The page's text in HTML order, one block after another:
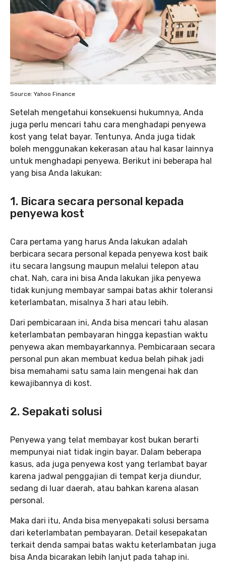
Source: Yahoo Finance
Setelah mengetahui konsekuensi hukumnya, Anda
juga perlu mencari tahu cara menghadapi penyewa
kost yang telat bayar. Tentunya, Anda juga tidak
boleh menggunakan kekerasan atau hal kasar lainnya
untuk menghadapi penyewa. Berikut ini beberapa hal
yang bisa Anda lakukan:
1. Bicara secara personal kepada
penyewa kost
Cara pertama yang harus Anda lakukan adalah
berbicara secara personal kepada penyewa kost baik
itu secara langsung maupun melalui telepon atau
chat. Nah, cara ini bisa Anda lakukan jika penyewa
tidak kunjung membayar sampai batas akhir toleransi
keterlambatan, misalnya 3 hari atau lebih.
Dari pembicaraan ini, Anda bisa mencari tahu alasan
keterlambatan pembayaran hingga kepastian waktu
penyewa akan membayarkannya. Pembicaraan secara
personal pun akan membuat kedua belah pihak jadi
bisa memahami satu sama lain mengenai hak dan
kewajibannya di kost.
2. Sepakati solusi
Penyewa yang telat membayar kost bukan berarti
mempunyai niat tidak ingin bayar. Dalam beberapa
kasus, ada juga penyewa kost yang terlambat bayar
karena jadwal penggajian di tempat kerja diundur,
sedang di luar daerah, atau bahkan karena alasan
personal.
Maka dari itu, Anda bisa menyepakati solusi bersama
dari keterlambatan pembayaran. Detail kesepakatan
terkait denda sampai batas waktu keterlambatan juga
bisa Anda bicarakan lebih lanjut pada tahap ini.